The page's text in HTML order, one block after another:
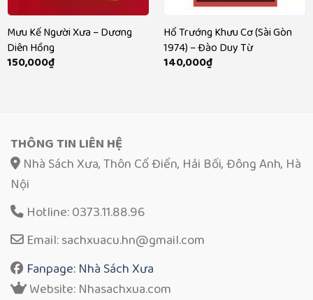
Mưu Kế Người Xưa – Dương
Diên Hồng
150,000₫
Hổ Trướng Khưu Cơ (Sài Gòn
1974) – Đào Duy Từ
140,000₫
THÔNG TIN LIÊN HỆ
Nhà Sách Xưa, Thôn Cổ Điển, Hải Bối, Đông Anh, Hà
Nội
Hotline: 0373.11.88.96
Email: sachxuacu.hn@gmail.com
Fanpage: Nhà Sách Xưa
Website: Nhasachxua.com